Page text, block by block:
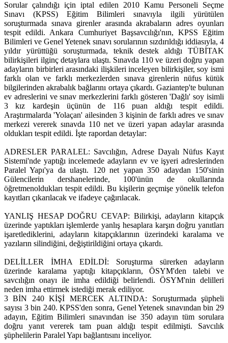
Sorular çalındığı için iptal edilen 2010 Kamu Personeli Seçme
Sınavı (KPSS) Eğitim Bilimleri sınavıyla ilgili yürütülen
soruşturmada sınava girenler arasında akrabaların adres oyunları
tespit edildi. Ankara Cumhuriyet Başsavcılığı'nın, KPSS Eğitim
Bilimleri ve Genel Yetenek sınavı sorularının sızdırıldığı iddiasıyla, 4
yıldır yürüttüğü soruşturmada, teknik destek aldığı TÜBİTAK
bilirkişileri ilginç detaylara ulaştı. Sınavda 110 ve üzeri doğru yapan
adayların birbirleri arasındaki ilişkileri inceleyen bilirkişiler, soy ismi
farklı olan ve farklı merkezlerden sınava girenlerin nüfus kütük
bilgilerinden akrabalık bağlarını ortaya çıkardı. Gaziantep'te bulunan
ev adreslerini ve sınav merkezlerini farklı gösteren 'Dağlı' soy isimli
3 kız kardeşin üçünün de 116 puan aldığı tespit edildi.
Araştırmalarda 'Yolaçan' ailesinden 3 kişinin de farklı adres ve sınav
merkezi vererek sınavda 110 net ve üzeri yapan adaylar arasında
oldukları tespit edildi. İşte rapordan detaylar:
ADRESLER PARALEL: Savcılığın, Adrese Dayalı Nüfus Kayıt
Sistemi'nde yaptığı incelemede adayların ev ve işyeri adreslerinden
Paralel Yapı'ya da ulaştı. 120 net yapan 350 adaydan 150'sinin
Gülencilerin dershanelerinde, 100'ünün de okullarında
öğretmenoldukları tespit edildi. Bu kişilerin geçmişe yönelik telefon
kayıtları çıkarılacak ve ifadeye çağırılacak.
YANLIŞ HESAP DOĞRU CEVAP: Bilirkişi, adayların kitapçık
üzerinde yaptıkları işlemlerde yanlış hesaplara karşın doğru yanıtları
işaretlediklerini, adayların kitapçıklarının üzerindeki karalama ve
yazıların silindiğini, değiştirildiğini ortaya çıkardı.
DELİLLER İMHA EDİLDİ: Soruşturma sürerken adayların
üzerinde karalama yaptığı kitapçıkların, ÖSYM'den talebi ve
savcılığın onayı ile imha edildiği belirlendi. ÖSYM'nin delilleri
neden imha ettirmek istediği merak ediliyor.
3 BİN 240 KİŞİ MERCEK ALTINDA: Soruşturmada şüpheli
sayısı 3 bin 240. KPSS'den sonra, Genel Yetenek sınavından bin 29
adayın, Eğitim Bilimleri sınavından ise 350 adayın tüm sorulara
doğru yanıt vererek tam puan aldığı tespit edilmişti. Savcılık
şüphelilerin Paralel Yapı bağlantısını inceliyor.